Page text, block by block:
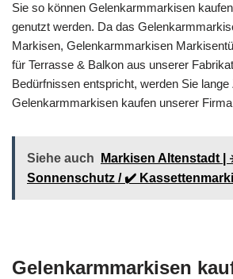
Sie so können Gelenkarmmarkisen
genutzt werden. Da das
Markisen, Gelenkarmmarkisen
für Terrasse & Balkon aus unserer
Bedürfnissen entspricht, werden Sie lange
Gelenkarmmarkisen kaufen unserer
Siehe auch
Markisen Altenstadt
Sonnenschutz / ✔️
Gelenkarmmarkisen